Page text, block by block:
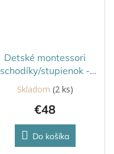
Detské montessori
schodíky/stupienok -
zelená
Skladom (2 ks)
€48
Do košíka